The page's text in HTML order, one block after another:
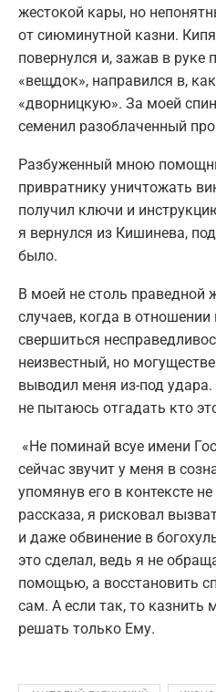
жестокой кары, но
от сиюминутной казни.
повернулся и, зажав в
«вещдок», направился в,
«дворницкую». За моей
семенил разоблаченный
Разбуженный мною
привратнику уничтожать
получил ключи и
я вернулся из Кишинева,
было.
В моей не столь праведной
случаев, когда в
свершиться
неизвестный, но
выводил меня из-под
не пытаюсь отгадать кто
«Не поминай всуе имени
сейчас звучит у меня в
упомянув его в контексте
рассказа, я рисковал
и даже обвинение в
это сделал, ведь я не
помощью, а восстановить
сам. А если так, то казнить
решать только Ему.